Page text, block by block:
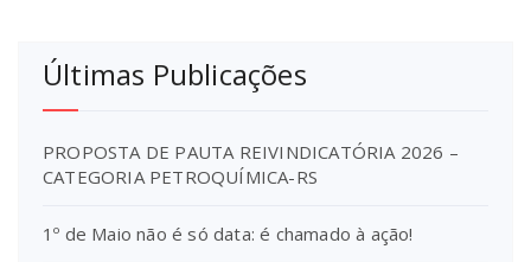
Últimas Publicações
PROPOSTA DE PAUTA REIVINDICATÓRIA 2026 –
CATEGORIA PETROQUÍMICA-RS
1º de Maio não é só data: é chamado à ação!